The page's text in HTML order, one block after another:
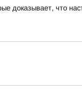
доказывает, что